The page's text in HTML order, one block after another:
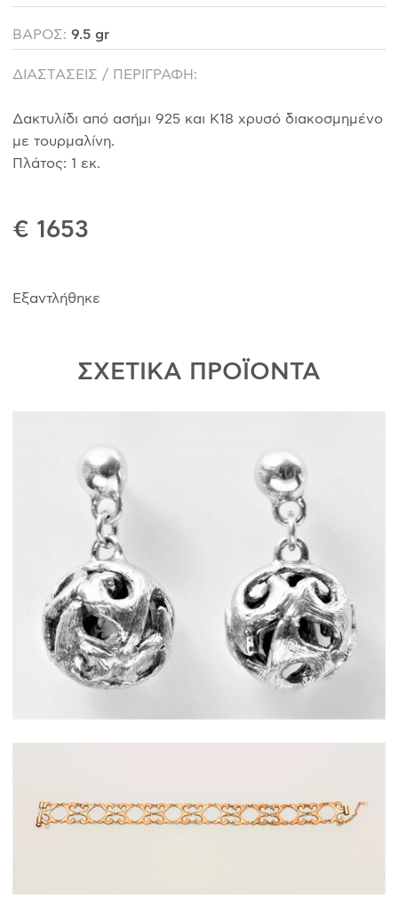
ΠΟΛΙΤΙΚΉ ΑΠΟΡΡΉΤΟΥ
ΌΡΟΙ ΥΠΗΡΕΣΙΏΝ
ΒΑΡΟΣ: 9.5 gr
ΔΙΑΣΤΑΣΕΙΣ / ΠΕΡΙΓΡΑΦΗ:
Δακτυλίδι από ασήμι 925 και Κ18 χρυσό διακοσμημένο
με τουρμαλίνη.
Πλάτος: 1 εκ.
€ 1653
Εξαντλήθηκε
ΣΧΕΤΙΚΑ ΠΡΟΪΟΝΤΑ